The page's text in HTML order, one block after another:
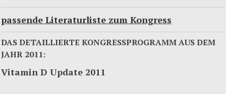
passende Literaturliste zum Kongress
DAS DETAILLIERTE KONGRESSPROGRAMM AUS DEM
JAHR 2011:
Vitamin D Update 2011